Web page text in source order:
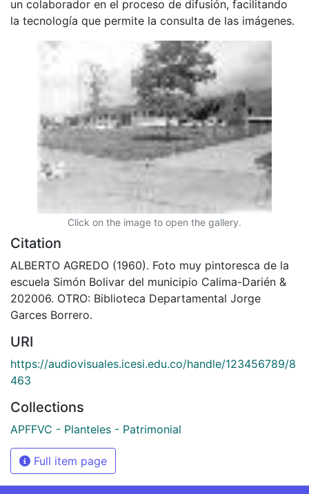
un colaborador en el proceso de difusión, facilitando
la tecnología que permite la consulta de las imágenes.
Click on the image to open the gallery.
Citation
ALBERTO AGREDO (1960). Foto muy pintoresca de la
escuela Simón Bolivar del municipio Calima-Darién &
202006. OTRO: Biblioteca Departamental Jorge
Garces Borrero.
URI
https://audiovisuales.icesi.edu.co/handle/123456789/8
463
Collections
APFFVC - Planteles - Patrimonial
Full item page